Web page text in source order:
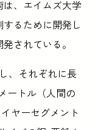
、エイムズ大学
るために開発し
されている。
、それぞれに長
ートル（人間の
ヤーセグメント